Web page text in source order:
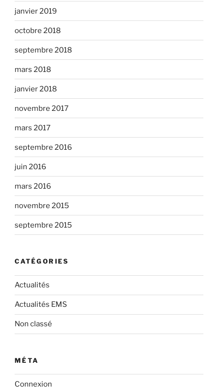
janvier 2019
octobre 2018
septembre 2018
mars 2018
janvier 2018
novembre 2017
mars 2017
septembre 2016
juin 2016
mars 2016
novembre 2015
septembre 2015
CATÉGORIES
Actualités
Actualités EMS
Non classé
MÉTA
Connexion